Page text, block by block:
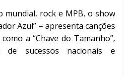
mundial, rock e MPB, o show
Azul” – apresenta canções
a “Chave do Tamanho”,
de sucessos nacionais e